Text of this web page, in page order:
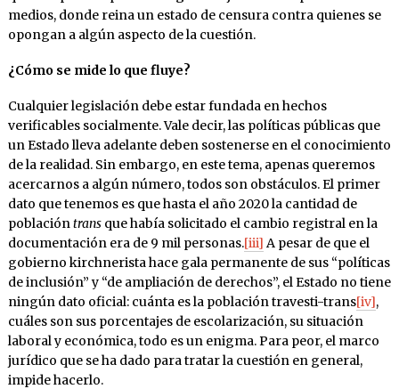
medios, donde reina un estado de censura contra quienes se
opongan a algún aspecto de la cuestión.
¿Cómo se mide lo que fluye?
Cualquier legislación debe estar fundada en hechos
verificables socialmente. Vale decir, las políticas públicas que
un Estado lleva adelante deben sostenerse en el conocimiento
de la realidad. Sin embargo, en este tema, apenas queremos
acercarnos a algún número, todos son obstáculos. El primer
dato que tenemos es que hasta el año 2020 la cantidad de
población transque había solicitado el cambio registral en la
documentación era de 9 mil personas.[iii] A pesar de que el
gobierno kirchnerista hace gala permanente de sus “políticas
de inclusión” y “de ampliación de derechos”, el Estado no tiene
ningún dato oficial: cuánta es la población travesti-trans[iv],
cuáles son sus porcentajes de escolarización, su situación
laboral y económica, todo es un enigma. Para peor, el marco
jurídico que se ha dado para tratar la cuestión en general,
impide hacerlo.